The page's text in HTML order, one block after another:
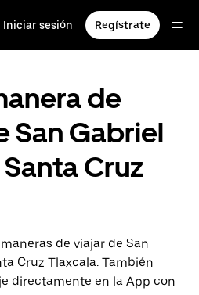
Iniciar sesión Regístrate
de
San Gabriel
Cruz
de viajar de San
Cruz Tlaxcala. También
directamente en la App con